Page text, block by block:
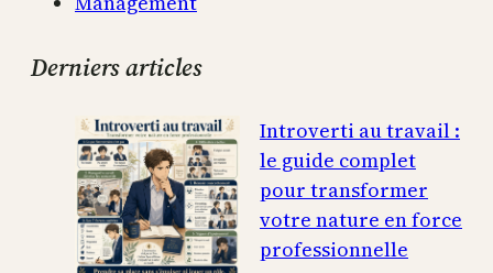
Derniers articles
Introverti au travail :
le guide complet
pour transformer
votre nature en force
professionnelle